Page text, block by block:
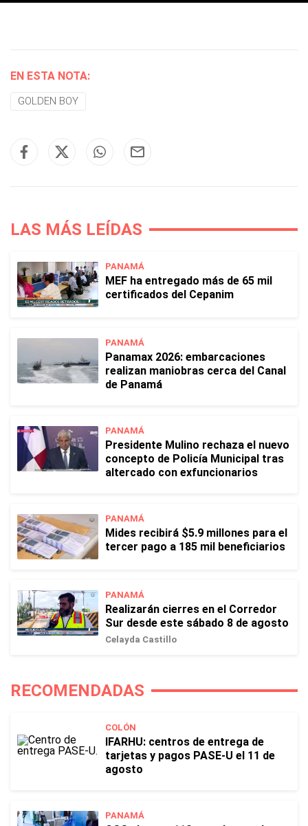
EN ESTA NOTA:
GOLDEN BOY
LAS MÁS LEÍDAS
PANAMÁ
MEF ha entregado más de 65 mil
certificados del Cepanim
PANAMÁ
Panamax 2026: embarcaciones
realizan maniobras cerca del Canal
de Panamá
PANAMÁ
Presidente Mulino rechaza el nuevo
concepto de Policía Municipal tras
altercado con exfuncionarios
PANAMÁ
Mides recibirá $5.9 millones para el
tercer pago a 185 mil beneficiarios
PANAMÁ
Realizarán cierres en el Corredor
Sur desde este sábado 8 de agosto
Celayda Castillo
RECOMENDADAS
COLÓN
IFARHU: centros de entrega de
tarjetas y pagos PASE-U el 11 de
agosto
PANAMÁ